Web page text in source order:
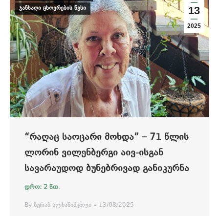
13
2025
ჯანსაღი ცხოვრების წესი
“ᲠᲐᲦᲐᲪ ᲡᲐᲝᲪᲐᲠᲘ ᲛᲝᲮᲓᲐ” – 71 ᲬᲚᲘᲡ
ᲚᲝᲠᲘᲜ ᲕᲘᲚᲔᲜᲑᲔᲠᲒᲘ ᲐᲘᲕ-ᲘᲡᲒᲐᲜ
ᲡᲐᲕᲐᲠᲐᲣᲓᲝᲓ ᲑᲣᲜᲔᲑᲠᲘᲕᲐᲓ ᲒᲐᲜᲘᲙᲣᲠᲜᲐ
By ზურაბ ალხანიშვილი 13/08/2025